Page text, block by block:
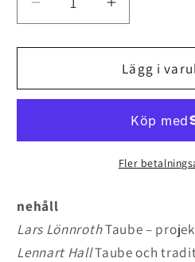
Minska
kvantitet
för
1999:
skrivet
Taubesymposiet
Göteborg
1999
Öka
kvantitet
för
2000–
1999:
och
skrivet
1999
Lägg i
Fler
nehåll
Lars LönnrothTaube –
Lennart HallTaube och